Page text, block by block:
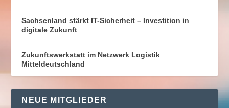
Sachsenland stärkt IT-Sicherheit – Investition in
digitale Zukunft
Zukunftswerkstatt im Netzwerk Logistik
Mitteldeutschland
NEUE MITGLIEDER